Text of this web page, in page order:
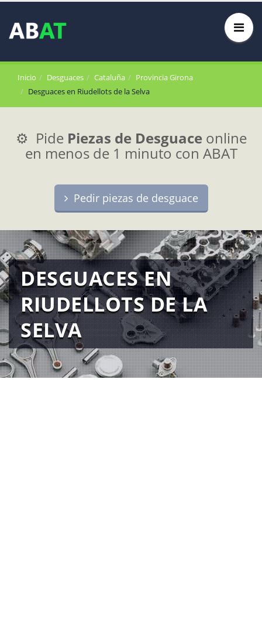
Inicio Desguaces Cataluña
Provincia Girona
Desguaces en Riudellots de la Selva
⚙️ Pide Piezas de Desguace online
en menos de 1 minuto con ABAT
Pedir piezas de desguace
DESGUACES EN
RIUDELLOTS DE LA
SELVA